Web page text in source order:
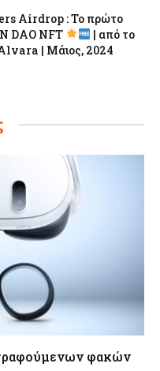
Airdrop : Το πρώτο
DAO NFT
| από το
| Μάιος, 2024
φακών